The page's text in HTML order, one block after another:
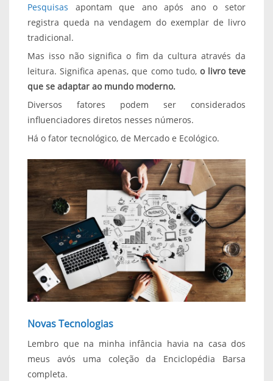
Pesquisas
apontam que ano após ano o setor
registra queda na vendagem do exemplar de livro
tradicional.
Mas isso não significa o fim da cultura através da
leitura. Significa apenas, que como tudo, o livro teve
que se adaptar ao mundo moderno.
Diversos fatores podem ser considerados
influenciadores diretos nesses números.
Há o fator tecnológico, de Mercado e Ecológico.
Novas Tecnologias
Lembro que na minha infância havia na casa dos
meus avós uma coleção da Enciclopédia Barsa
completa.